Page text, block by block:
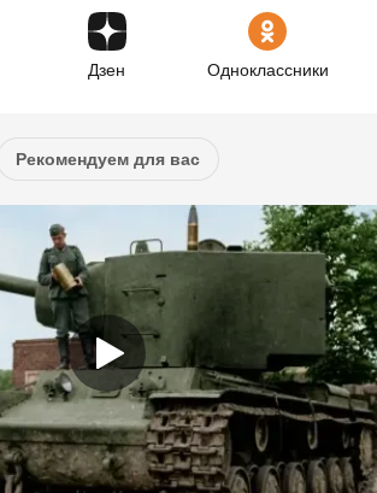
Дзен Одноклассники
Рекомендуем для вас